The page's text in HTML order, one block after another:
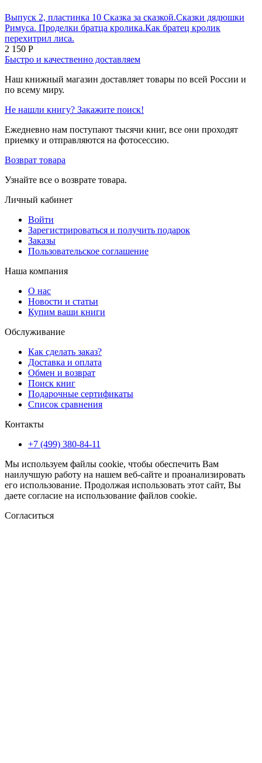
Выпуск 2, пластинка 10 Сказка за сказкой.Сказки дядюшки
Римуса. Проделки братца кролика.Как братец кролик
перехитрил лиса.
2 150 Р
Быстро и качественно доставляем
Наш книжный магазин доставляет товары по всей России и
по всему миру.
Не нашли книгу? Закажите поиск!
Ежедневно нам поступают тысячи книг, все они проходят
приемку и отправляются на фотосессию.
Возврат товара
Узнайте все о возврате товара.
Личный кабинет
Войти
Зарегистрироваться и получить подарок
Заказы
Пользовательское соглашение
Наша компания
О нас
Новости и статьи
Купим ваши книги
Обслуживание
Как сделать заказ?
Доставка и оплата
Обмен и возврат
Поиск книг
Подарочные сертификаты
Список сравнения
Контакты
+7 (499) 380-84-11
Мы используем файлы cookie, чтобы обеспечить Вам
наилучшую работу на нашем веб-сайте и проанализировать
его использование. Продолжая использовать этот сайт, Вы
даете согласие на использование файлов cookie.
Согласиться